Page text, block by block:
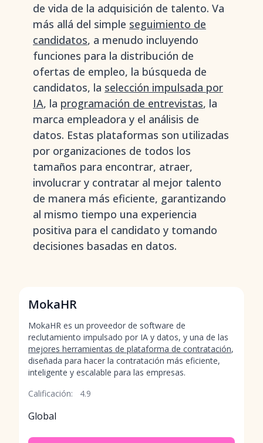
de vida de la adquisición de talento. Va
más allá del simple seguimiento de
candidatos, a menudo incluyendo
funciones para la distribución de
ofertas de empleo, la búsqueda de
candidatos, la selección impulsada por
IA, la programación de entrevistas, la
marca empleadora y el análisis de
datos. Estas plataformas son utilizadas
por organizaciones de todos los
tamaños para encontrar, atraer,
involucrar y contratar al mejor talento
de manera más eficiente, garantizando
al mismo tiempo una experiencia
positiva para el candidato y tomando
decisiones basadas en datos.
MokaHR
MokaHR es un proveedor de software de
reclutamiento impulsado por IA y datos, y una de las
mejores herramientas de plataforma de contratación,
diseñada para hacer la contratación más eficiente,
inteligente y escalable para las empresas.
Calificación:
4.9
Global